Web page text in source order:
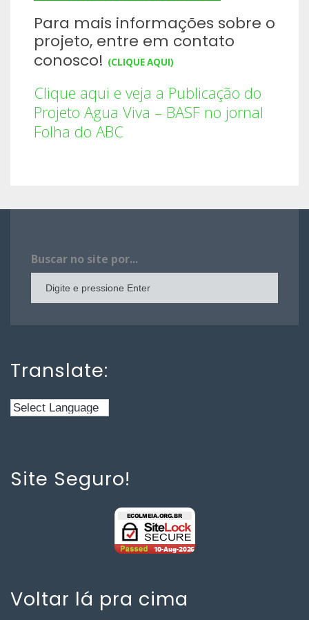
Para mais informações sobre o
projeto, entre em contato
conosco! (CLIQUE AQUI)
Clique aqui e veja a Publicação do
Projeto Agua Viva – BASF no jornal
Folha do ABC
Buscar no site por...
Translate:
Site Seguro!
Voltar lá pra cima